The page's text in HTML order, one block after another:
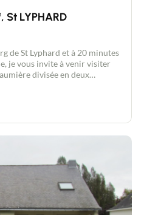
Géorisques :
St LYPHARD
de St Lyphard et à 20 minutes
je vous invite à venir visiter
divisée en deux
d'un paisible hameau,
maisons d'une superficie
une salle d'eau avec
chambre de 20 m². La
au jardinet où vous profiterez
l'Est. La seconde maison
d'environ 40 m² avec en